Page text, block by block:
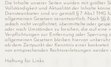
Die Inhalte unserer Seiten wurden mit größter
Vollständigkeit und Aktualität der Inhalte
Diensteanbieter sind wir gemäß § 7 Abs.1 TMG
allgemeinen Gesetzen verantwortlich. Nach §§
jedoch nicht verpflichtet, übermittelte oder
oder nach Umständen zu forschen, die auf eine
Verpflichtungen zur Entfernung oder Sperrung
allgemeinen Gesetzen bleiben hiervon
ab dem Zeitpunkt der Kenntnis einer konkreten
von entsprechenden Rechtsverletzungen
Haftung für Links